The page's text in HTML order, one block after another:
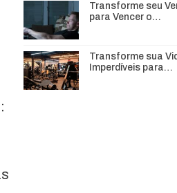
Transforme seu
para Vencer o…
Transforme sua
Imperdíveis para…